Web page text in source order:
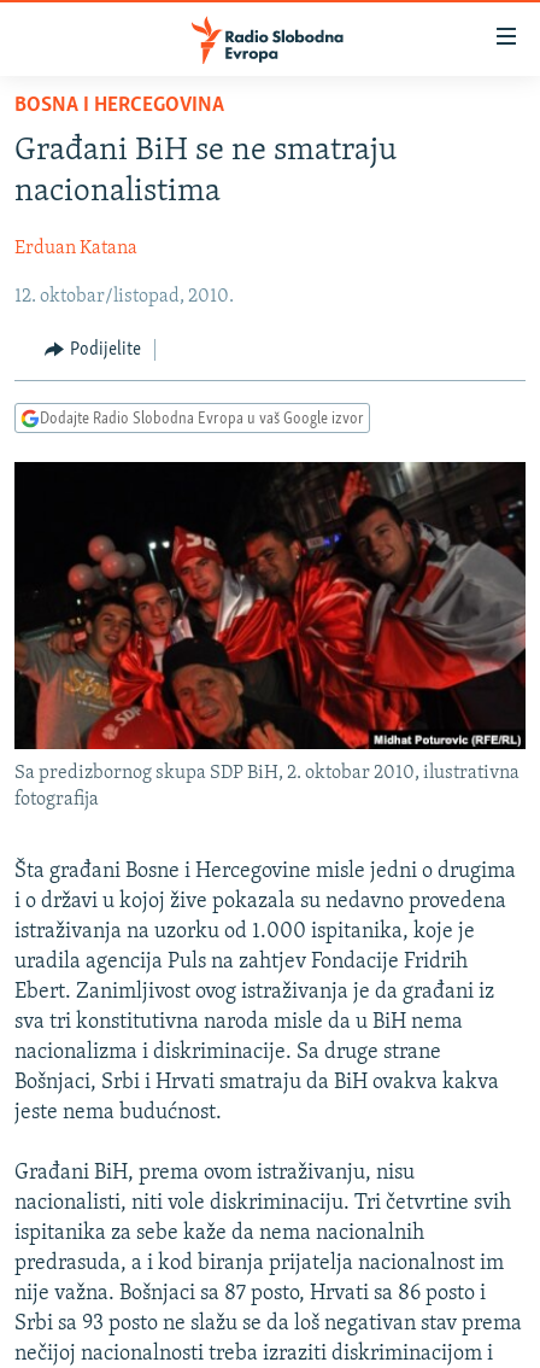
Pređite
glavni
sadržaj
na
navigaciju
Pređite
pretragu
VIJESTI
BOSNA I HERCEGOVINA
KOSOVO
CRNA GORA
VIZUELNO
FOTOGALERIJE
PODCASTI
RAT U UKRAJINI
RSE PRIČE IZ SVIJETA
ISPRIČAJ MI
DNEVNO@RSE
SPECIJALI RSE
VIŠE OD NASLOVA
GENOCID U SREBRENICI
POPLAVE I KLIZIŠTA U BIH 2024.
POST SCRIPTUM
MOJA EVROPA
TRI DECENIJE OD RATA U BIH
SVE KARTE DEJTONA
NASTANAK I RASPAD JUGOSLAVIJE
PRATITE NAS
BOSNA I HERCEGOVINA
Građani BiH se ne smatraju
nacionalistima
Erduan Katana
12. oktobar/listopad, 2010.
Podijelite
Dodajte Radio Slobodna Evropa u vaš Google izvor
Sa predizbornog skupa SDP BiH, 2. oktobar 2010, ilustrativna
fotografija
Šta građani Bosne i Hercegovine misle jedni o drugima
i o državi u kojoj žive pokazala su nedavno provedena
istraživanja na uzorku od 1.000 ispitanika, koje je
uradila agencija Puls na zahtjev Fondacije Fridrih
Ebert. Zanimljivost ovog istraživanja je da građani iz
sva tri konstitutivna naroda misle da u BiH nema
nacionalizma i diskriminacije. Sa druge strane
Bošnjaci, Srbi i Hrvati smatraju da BiH ovakva kakva
jeste nema budućnost.
Građani BiH, prema ovom istraživanju, nisu
nacionalisti, niti vole diskriminaciju. Tri četvrtine svih
ispitanika za sebe kaže da nema nacionalnih
predrasuda, a i kod biranja prijatelja nacionalnost im
nije važna. Bošnjaci sa 87 posto, Hrvati sa 86 posto i
Srbi sa 93 posto ne slažu se da loš negativan stav prema
nečijoj nacionalnosti treba izraziti diskriminacijom i